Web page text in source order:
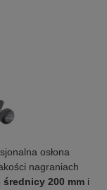
osłona
nagraniach
średnicy 200 mm i